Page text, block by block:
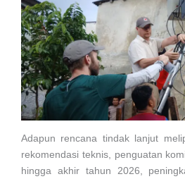
Adapun rencana tindak lanjut
rekomendasi teknis, penguatan
hingga akhir tahun 2026,